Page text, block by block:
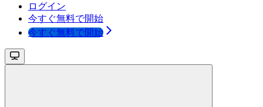
ログイン
今すぐ無料で開始
今すぐ無料で開始